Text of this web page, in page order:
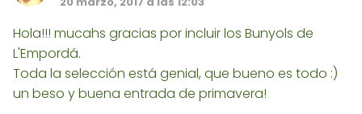
Hola!!! mucahs gracias por incluir los Bunyols de
L'Empordá.
Toda la selección está genial, que bueno es todo :)
un beso y buena entrada de primavera!